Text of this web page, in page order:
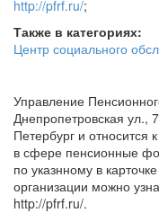
http://pfrf.ru/;
Также в категориях:
Центр социального
Управление
Днепропетровская ул.,
Петербург и относится
в сфере пенсионные
по указнному в
организации можно
http://pfrf.ru/.